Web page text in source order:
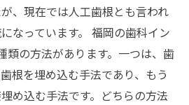
、現在では人工歯根とも言われ
なっています。 福岡の歯科イン
類の方法があります。一つは、歯
根を埋め込む手法であり、もう
め込む手法です。どちらの方法